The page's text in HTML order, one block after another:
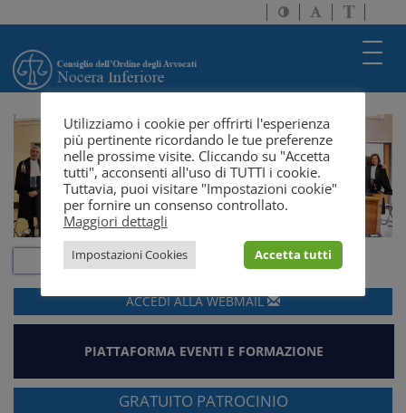
Attiva/disattiva
alto
Attiva/
dimensione
a
solo
ACCEDI ALLAWEBMAIL
PIATTAFORMA EVENTI E FORMAZIONE
GRATUITO PATROCINIO
Utilizziamo i cookie per offrirti l'esperienza
più pertinente ricordando le tue preferenze
nelle prossime visite. Cliccando su "Accetta
tutti", acconsenti all'uso di TUTTI i cookie.
Tuttavia, puoi visitare "Impostazioni cookie"
per fornire un consenso controllato.
Maggiori dettagli
Impostazioni Cookies Accetta tutti